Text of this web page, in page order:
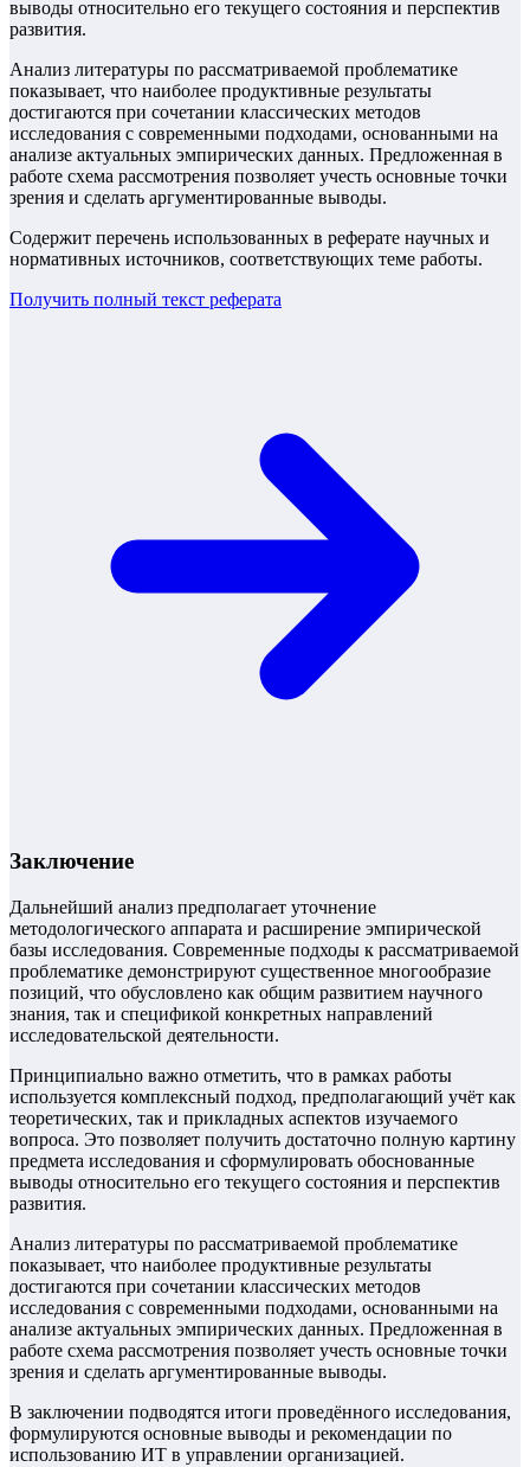
выводы относительно его текущего состояния и перспектив
развития.
Анализ литературы по рассматриваемой проблематике
показывает, что наиболее продуктивные результаты
достигаются при сочетании классических методов
исследования с современными подходами, основанными на
анализе актуальных эмпирических данных. Предложенная в
работе схема рассмотрения позволяет учесть основные точки
зрения и сделать аргументированные выводы.
Содержит перечень использованных в реферате научных и
нормативных источников, соответствующих теме работы.
Получить полный текст реферата
Заключение
Дальнейший анализ предполагает уточнение
методологического аппарата и расширение эмпирической
базы исследования. Современные подходы к рассматриваемой
проблематике демонстрируют существенное многообразие
позиций, что обусловлено как общим развитием научного
знания, так и спецификой конкретных направлений
исследовательской деятельности.
Принципиально важно отметить, что в рамках работы
используется комплексный подход, предполагающий учёт как
теоретических, так и прикладных аспектов изучаемого
вопроса. Это позволяет получить достаточно полную картину
предмета исследования и сформулировать обоснованные
выводы относительно его текущего состояния и перспектив
развития.
Анализ литературы по рассматриваемой проблематике
показывает, что наиболее продуктивные результаты
достигаются при сочетании классических методов
исследования с современными подходами, основанными на
анализе актуальных эмпирических данных. Предложенная в
работе схема рассмотрения позволяет учесть основные точки
зрения и сделать аргументированные выводы.
В заключении подводятся итоги проведённого исследования,
формулируются основные выводы и рекомендации по
использованию ИТ в управлении организацией.